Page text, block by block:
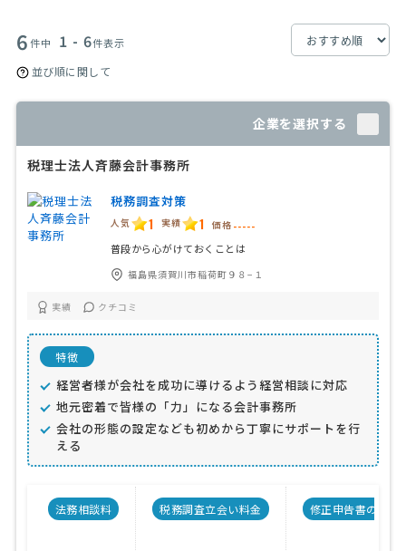
6件中 1 - 6件表示
並び順に関して
企業を選択する
税理士法人斉藤会計事務所
税務調査対策
人気 1 実績 1 価格 -----
普段から心がけておくことは
福島県須賀川市稲荷町９８−１
実績 クチコミ
特徴
経営者様が会社を成功に導けるよう経営相談に対応
地元密着で皆様の「力」になる会計事務所
会社の形態の設定なども初めから丁寧にサポートを行
える
法務相談料 税務調査立会い料金 修正申告書の料金